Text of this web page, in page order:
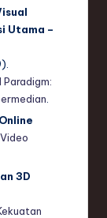
Utama –
Paradigm:
3D